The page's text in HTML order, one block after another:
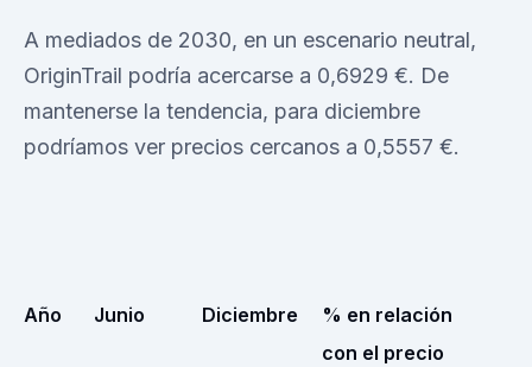
A mediados de 2030, en un escenario neutral,
OriginTrail podría acercarse a 0,6929 €. De
mantenerse la tendencia, para diciembre
podríamos ver precios cercanos a 0,5557 €.
Año Junio Diciembre
% en relación
con el precio